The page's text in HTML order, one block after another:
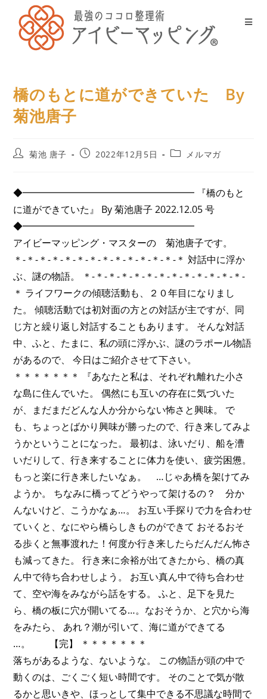
橋のもとに道ができていた By
菊池唐子
菊池 唐子 2022年12月5日 メルマガ
◆━━━━━━━━━━━━━━━━━━ 『橋のもと
に道ができていた』 By 菊池唐子 2022.12.05 号
◆━━━━━━━━━━━━━━━━━━
アイビーマッピング・マスターの 菊池唐子です。
＊-＊-＊-＊-＊-＊-＊-＊-＊-＊-＊-＊-＊-＊ 対話中に浮か
ぶ、謎の物語。 ＊-＊-＊-＊-＊-＊-＊-＊-＊-＊-＊-＊-＊-
＊ ライフワークの傾聴活動も、２０年目になりまし
た。 傾聴活動では初対面の方との対話が主ですが、同
じ方と繰り返し対話することもあります。 そんな対話
中、ふと、たまに、私の頭に浮かぶ、謎のラポール物語
があるので、 今日はご紹介させて下さい。
＊＊＊＊＊＊＊ 『あなたと私は、それぞれ離れた小さ
な島に住んでいた。 偶然にも互いの存在に気づいた
が、まだまだどんな人か分からない怖さと興味。 で
も、ちょっとばかり興味が勝ったので、行き来してみよ
うかということになった。 最初は、泳いだり、船を漕
いだりして、行き来することに体力を使い、疲労困憊。
もっと楽に行き来したいなぁ。 …じゃあ橋を架けてみ
ようか。 ちなみに橋ってどうやって架けるの？ 分か
んないけど、こうかなぁ…。 お互い手探りで力を合わせ
ていくと、なにやら橋らしきものができて おそるおそ
る歩くと無事渡れた！何度か行き来したらだんだん怖さ
も減ってきた。 行き来に余裕が出てきたから、橋の真
ん中で待ち合わせしよう。 お互い真ん中で待ち合わせ
て、空や海をみながら話をする。 ふと、足下を見た
ら、橋の板に穴が開いてる…。なおそうか、と穴から海
をみたら、 あれ？潮が引いて、海に道ができてる
…。 【完】 ＊＊＊＊＊＊＊
落ちがあるような、ないような。 この物語が頭の中で
動くのは、ごくごく短い時間です。 そのことで気が散
るかと思いきや、ほっとして集中できる不思議な時間で